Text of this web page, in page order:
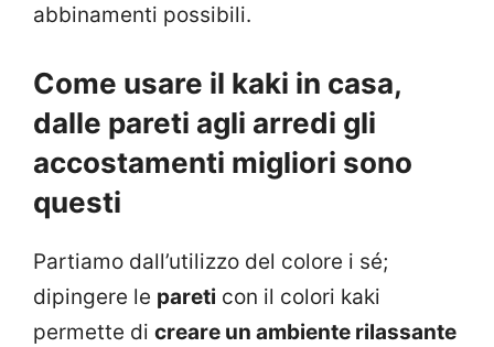
abbinamenti possibili.
Come usare il kaki in casa,
dalle pareti agli arredi gli
accostamenti migliori sono
questi
Partiamo dall’utilizzo del colore i sé;
dipingere le pareti con il colori kaki
permette di creare un ambiente rilassante